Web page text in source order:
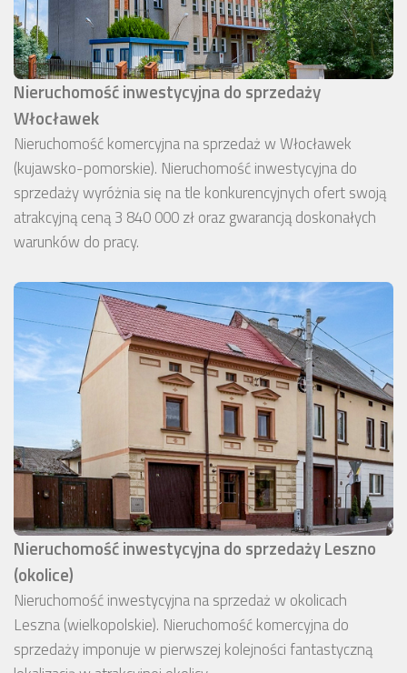
Nieruchomość inwestycyjna do sprzedaży
Włocławek
Nieruchomość komercyjna na sprzedaż w Włocławek
(kujawsko-pomorskie). Nieruchomość inwestycyjna do
sprzedaży wyróżnia się na tle konkurencyjnych ofert swoją
atrakcyjną ceną 3 840 000 zł oraz gwarancją doskonałych
warunków do pracy.
Nieruchomość inwestycyjna do sprzedaży Leszno
(okolice)
Nieruchomość inwestycyjna na sprzedaż w okolicach
Leszna (wielkopolskie). Nieruchomość komercyjna do
sprzedaży imponuje w pierwszej kolejności fantastyczną